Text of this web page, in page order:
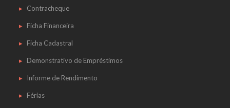
Contracheque
Ficha Financeira
Ficha Cadastral
Demonstrativo de Empréstimos
Informe de Rendimento
Férias